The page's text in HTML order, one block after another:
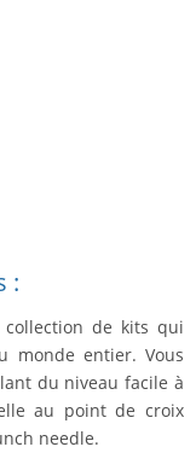
:
de kits qui
monde entier. Vous
du niveau facile à
au point de croix
needle.